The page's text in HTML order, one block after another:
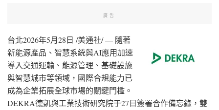
廣告
台北2026年5月28日 /美通社/ — 隨著
新能源產品、智慧系統與AI應用加速
導入交通運輸、能源管理、基礎設施
與智慧城市等領域，國際合規能力已
成為企業拓展全球市場的關鍵門檻。
DEKRA德凱與工業技術研究院于27日簽署合作備忘錄，雙